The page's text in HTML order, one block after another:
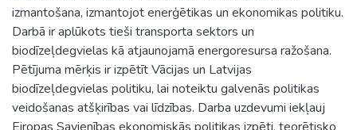
izmantošana, izmantojot enerģētikas un ekonomikas politiku.
Darbā ir aplūkots tieši transporta sektors un
biodīzeļdegvielas kā atjaunojamā energoresursa ražošana.
Pētījuma mērķis ir izpētīt Vācijas un Latvijas
biodīzeļdegvielas politiku, lai noteiktu galvenās politikas
veidošanas atšķirības vai līdzības. Darba uzdevumi iekļauj